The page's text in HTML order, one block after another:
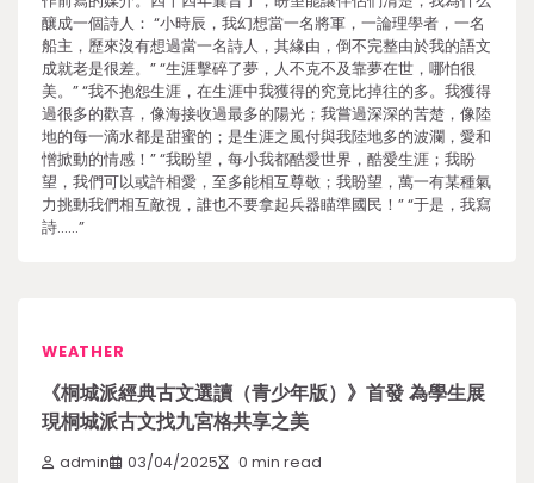
釀成一個詩人： “小時辰，我幻想當一名將軍，一論理學者，一名
船主，歷來沒有想過當一名詩人，其緣由，倒不完整由於我的語文
成就老是很差。” “生涯擊碎了夢，人不克不及靠夢在世，哪怕很
美。” “我不抱怨生涯，在生涯中我獲得的究竟比掉往的多。我獲得
過很多的歡喜，像海接收過最多的陽光；我嘗過深深的苦楚，像陸
地的每一滴水都是甜蜜的；是生涯之風付與我陸地多的波瀾，愛和
憎掀動的情感！” “我盼望，每小我都酷愛世界，酷愛生涯；我盼
望，我們可以或許相愛，至多能相互尊敬；我盼望，萬一有某種氣
力挑動我們相互敵視，誰也不要拿起兵器瞄準國民！” “于是，我寫
詩……”
WEATHER
《桐城派經典古文選讀（青少年版）》首發 為學生展
現桐城派古文找九宮格共享之美
admin 03/04/2025 0 min read